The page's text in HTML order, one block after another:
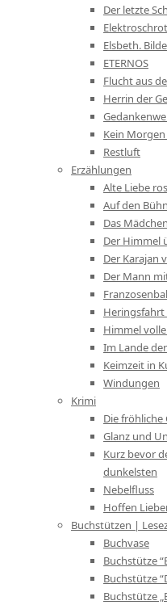
Der letzte
Elsbeth.
ETERNOS
Flucht aus
Herrin der
Kein
Restluft
Erzählungen
Alte Liebe
Auf den
Das
Der Himmel
Der Karajan
Der Mann
Himmel
Im Lande
Keimzeit in
Windungen
Krimi
Die fröhliche
Glanz und
Kurz bevor
dunkelsten
Nebelfluss
Hoffen
Buchstützen |
Buchvase
Buchstütze
Buchstütze
Buchstütze